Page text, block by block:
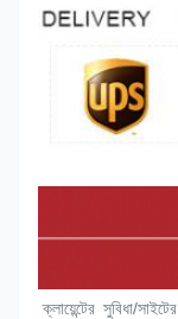
ক্লায়েন্টের সুবিধা/